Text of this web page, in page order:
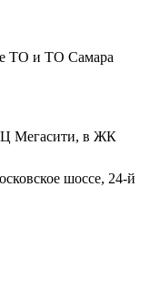
ТО и ТО Самара
Мегасити, в ЖК
шоссе, 24-й